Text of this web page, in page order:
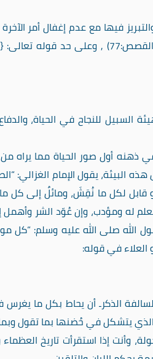
فيها مع عدم إغفال أمر
تعالى: {وَابْتَغِ فِيمَا آتَاكَ اللهُ الدَّارَ الآخِرَةَ وَلا تَنْسَ نَصِيبَكَ مِنَ الدُّنْيَا}
السبيل للنجاح في الحياة،
ذهنه أول صور الحياة مما يراه
يقول الإمام الغزالي:
لكل ما نُقِشَ، ومائلٌ إلى كل ما
له ومؤدب، وإن عُوّد الشر وأهمل
الله صلى الله عليه وسلم: “كل
العلاء في قوله:
الذكرـ أن يحاط بكل ما
الذي يتشكل في حُضنها بما تقول
وأنت إذا استقرأت تاريخ